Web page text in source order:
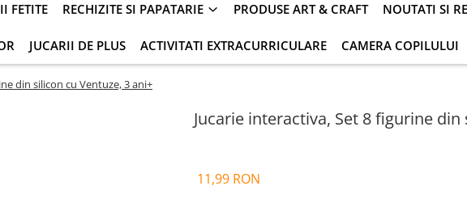
FETITE RECHIZITE SI PAPATARIE PRODUSE ART & CRAFT NOUTATI SI
JUCARII DE PLUS ACTIVITATI EXTRACURRICULARE CAMERA COPILULUI
din silicon cu Ventuze, 3 ani+
Jucarie interactiva, Set 8 figurine
11,99 RON